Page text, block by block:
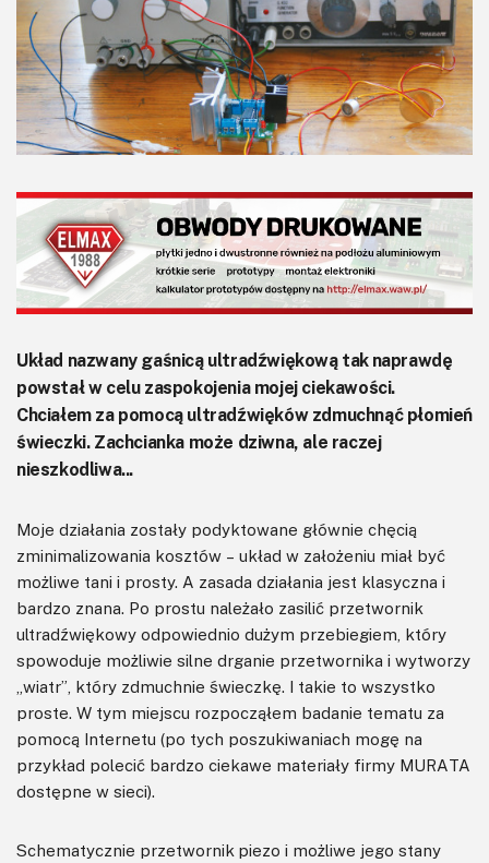
Kontakt
Newsletter
Magazyny
Do pobrania
Układ nazwany gaśnicą ultradźwiękową tak naprawdę
powstał w celu zaspokojenia mojej ciekawości.
Chciałem za pomocą ultradźwięków zdmuchnąć płomień
świeczki. Zachcianka może dziwna, ale raczej
nieszkodliwa...
Moje działania zostały podyktowane głównie chęcią
zminimalizowania kosztów – układ w założeniu miał być
możliwe tani i prosty. A zasada działania jest klasyczna i
bardzo znana. Po prostu należało zasilić przetwornik
ultradźwiękowy odpowiednio dużym przebiegiem, który
spowoduje możliwie silne drganie przetwornika i wytworzy
„wiatr”, który zdmuchnie świeczkę. I takie to wszystko
proste. W tym miejscu rozpocząłem badanie tematu za
pomocą Internetu (po tych poszukiwaniach mogę na
przykład polecić bardzo ciekawe materiały firmy MURATA
dostępne w sieci).
Schematycznie przetwornik piezo i możliwe jego stany